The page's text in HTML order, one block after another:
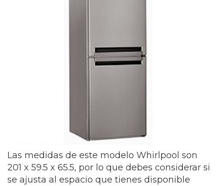
Las medidas de este modelo Whirlpool son
201 x 59.5 x 65.5, por lo que debes considerar si
se ajusta al espacio que tienes disponible